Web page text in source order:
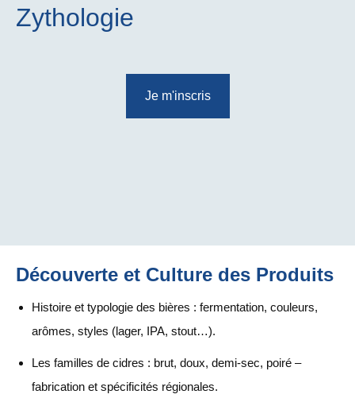
Zythologie
Je m'inscris
Découverte et Culture des Produits
Histoire et typologie des bières : fermentation, couleurs,
arômes, styles (lager, IPA, stout…).
Les familles de cidres : brut, doux, demi-sec, poiré –
fabrication et spécificités régionales.